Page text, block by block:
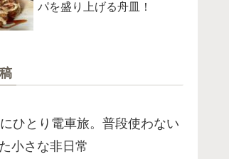
パを盛り上げる舟皿！
ひとり電車旅。普段使わない
小さな非日常